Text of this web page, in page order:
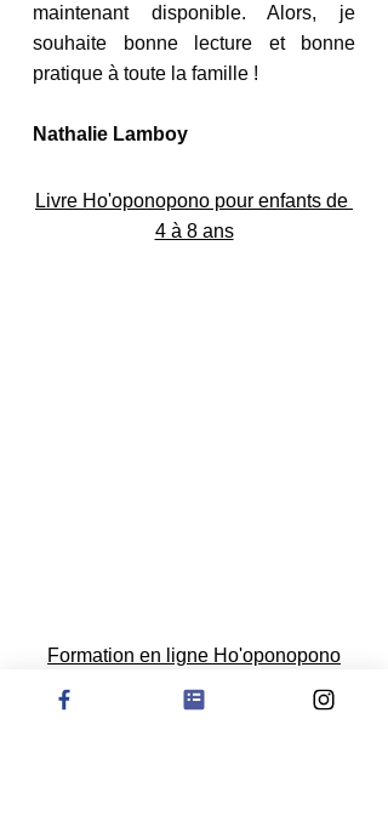
maintenant disponible. Alors, je
souhaite bonne lecture et bonne
pratique à toute la famille !
Nathalie Lamboy
Livre Ho'oponopono pour enfants de
4 à 8 ans
Formation en ligne Ho'oponopono